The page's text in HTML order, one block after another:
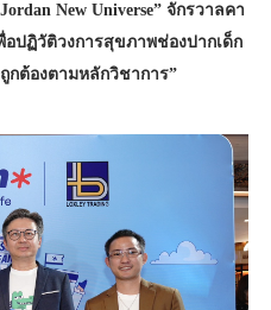
New Universe” จักรวาลคา
ปฏิวัติวงการสุขภาพช่องปากเด็ก
กต้องตามหลักวิชาการ”